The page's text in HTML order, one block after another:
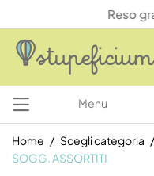
Reso
Menu
Home Scegli categoria
SOGG. ASSORTITI